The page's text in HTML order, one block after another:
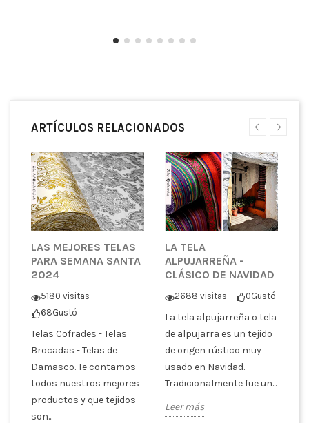
ARTÍCULOS RELACIONADOS
LAS MEJORES TELAS
PARA SEMANA SANTA
2024
5180 visitas
68Gustó
Telas Cofrades - Telas
Brocadas - Telas de
Damasco. Te contamos
todos nuestros mejores
productos y que tejidos
son...
LA TELA
ALPUJARREÑA -
CLÁSICO DE NAVIDAD
2688 visitas 0Gustó
La tela alpujarreña o tela
de alpujarra es un tejido
de origen rústico muy
usado en Navidad.
Tradicionalmente fue un...
Leer más